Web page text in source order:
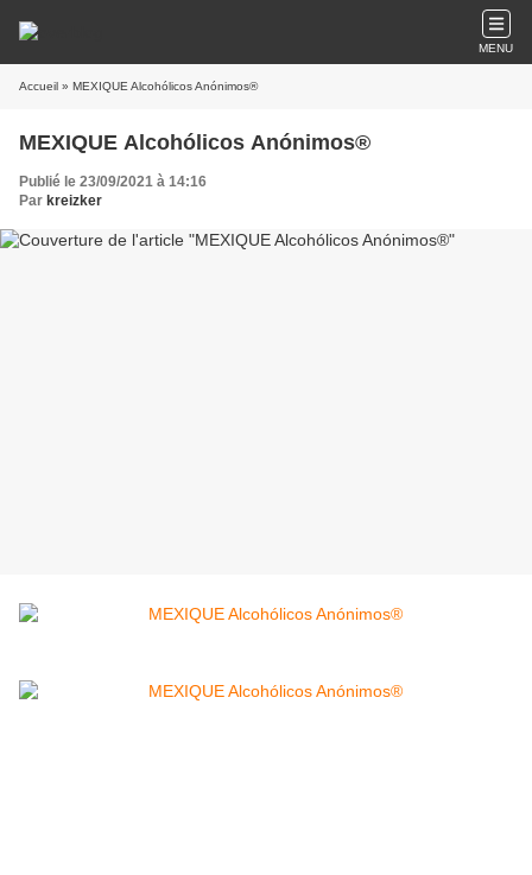
MENU
Accueil » MEXIQUE Alcohólicos Anónimos®
MEXIQUE Alcohólicos Anónimos®
Publié le 23/09/2021 à 14:16
Par kreizker